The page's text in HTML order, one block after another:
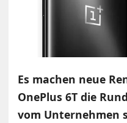
Es machen neue
OnePlus 6T die
vom Unternehmen